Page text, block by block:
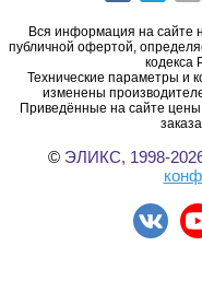
Вся информация на сайте
публичной офертой,
кодекса
Технические параметры и
изменены
Приведённые на сайте
© ЭЛИКС, 1998-